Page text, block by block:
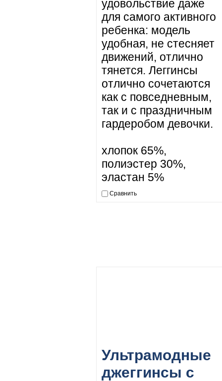
удовольствие даже
для самого активного
ребенка: модель
удобная, не стесняет
движений, отлично
тянется. Леггинсы
отлично сочетаются
как с повседневным,
так и с праздничным
гардеробом девочки.
хлопок 65%,
полиэстер 30%,
эластан 5%
Сравнить
Ультрамодные
джеггинсы с